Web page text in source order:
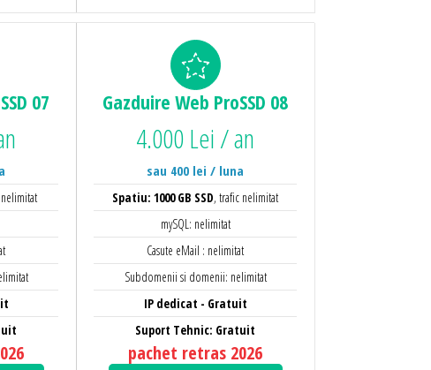
07 Gazduire Web ProSSD 08
4.000 Lei / an
sau 400 lei / luna
Spatiu: 1000 GB SSD, trafic nelimitat
mySQL: nelimitat
Casute eMail : nelimitat
Subdomenii si domenii: nelimitat
IP dedicat - Gratuit
Suport Tehnic: Gratuit
pachet retras 2026